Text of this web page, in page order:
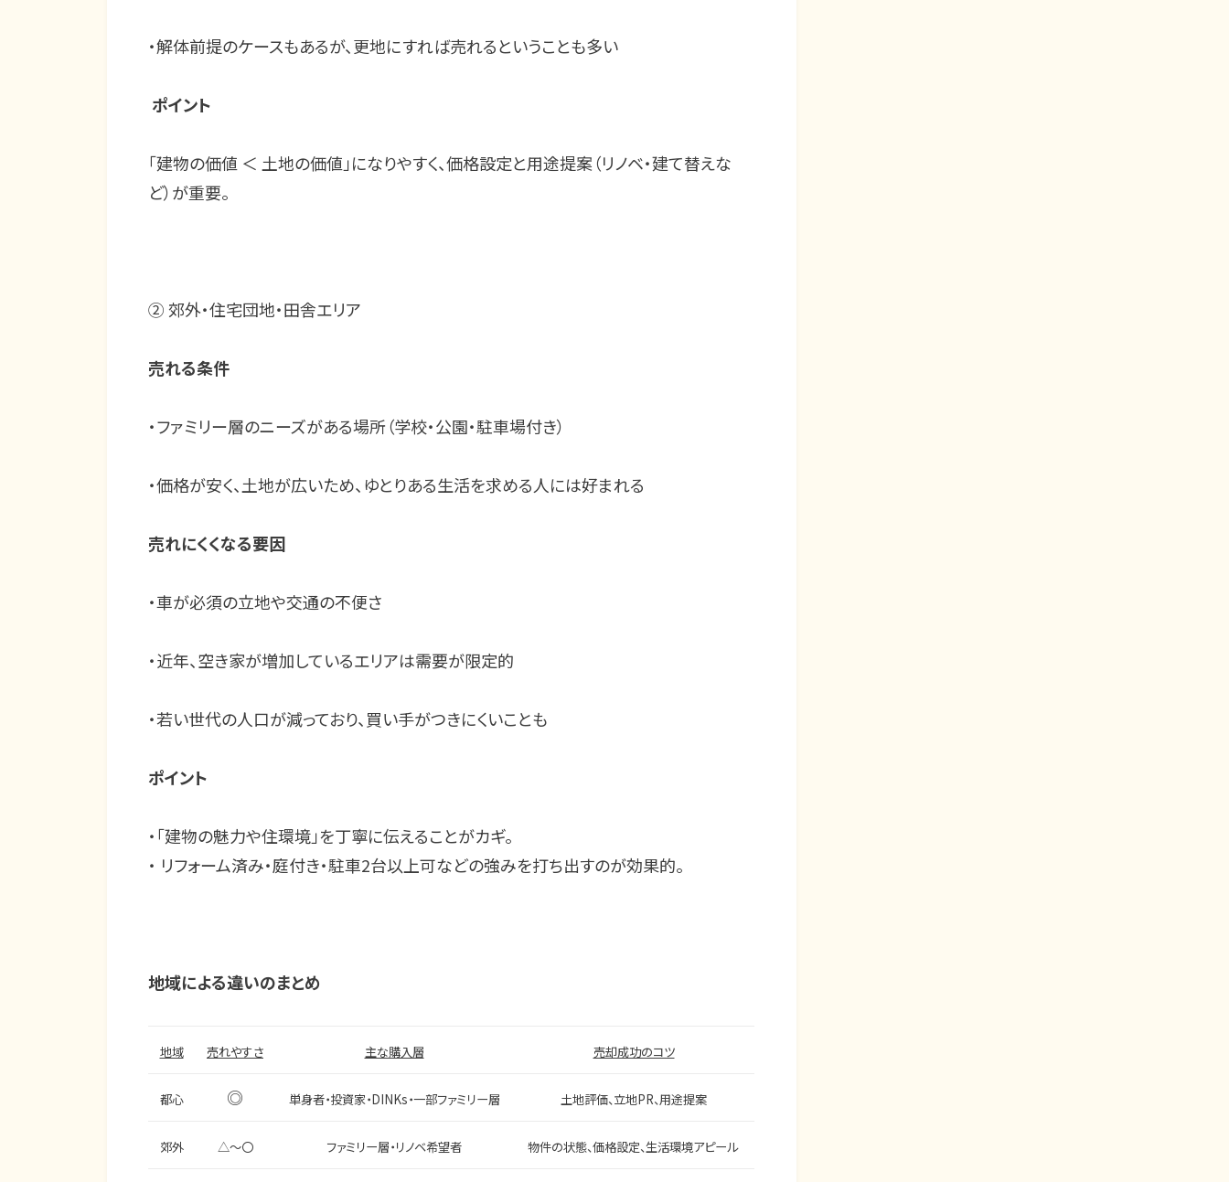
・解体前提のケースもあるが、更地にすれば売れるということも多い
ポイント
「建物の価値 ＜ 土地の価値」になりやすく、価格設定と用途提案（リノベ・建て替えな
ど）が重要。
②郊外・住宅団地・田舎エリア
売れる条件
・ファミリー層のニーズがある場所（学校・公園・駐車場付き）
・価格が安く、土地が広いため、ゆとりある生活を求める人には好まれる
売れにくくなる要因
・車が必須の立地や交通の不便さ
・近年、空き家が増加しているエリアは需要が限定的
・若い世代の人口が減っており、買い手がつきにくいことも
ポイント
・「建物の魅力や住環境」を丁寧に伝えることがカギ。
・ リフォーム済み・庭付き・駐車2台以上可などの強みを打ち出すのが効果的。
地域による違いのまとめ
地域 売れやすさ 主な購入層 売却成功のコツ
都心 ◎ 単身者・投資家・DINKs・一部ファミリー層 土地評価、立地PR、用途提案
郊外 △～〇 ファミリー層・リノベ希望者 物件の状態、価格設定、生活環境アピール